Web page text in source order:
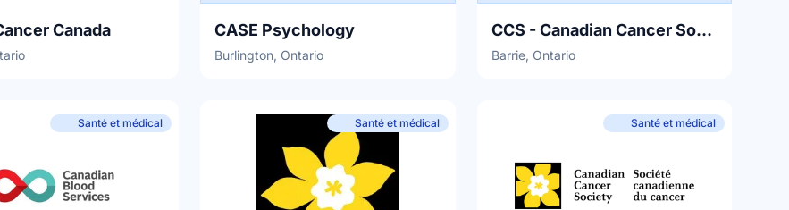
Canada CASE Psychology
Burlington, Ontario
CCS - Canadian Cancer Society
Barrie, Ontario
Santé et médical Santé et médical Santé et médical